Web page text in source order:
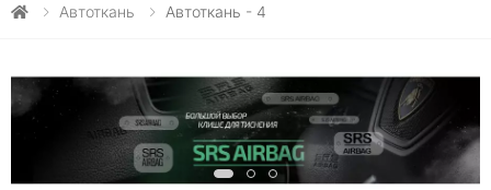
Автоткань Автоткань - 4